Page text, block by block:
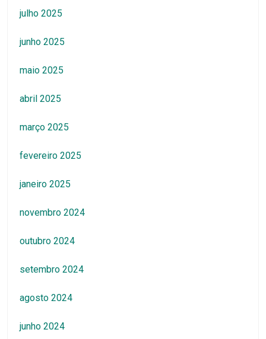
julho 2025
junho 2025
maio 2025
abril 2025
março 2025
fevereiro 2025
janeiro 2025
novembro 2024
outubro 2024
setembro 2024
agosto 2024
junho 2024